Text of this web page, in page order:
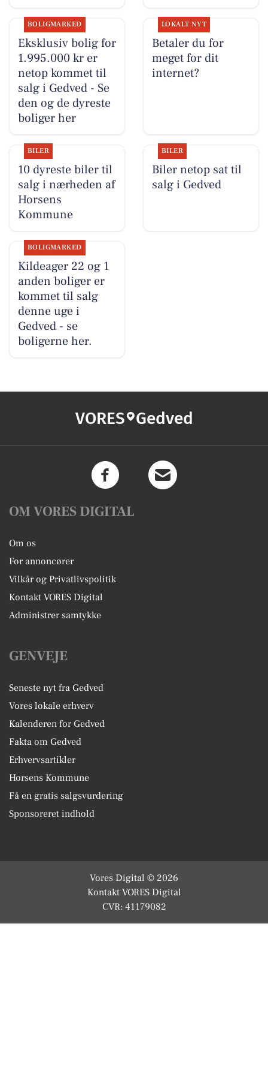
BOLIGMARKED
Eksklusiv bolig for
1.995.000 kr er
netop kommet til
salg i Gedved - Se
den og de dyreste
boliger her
LOKALT NYT
Betaler du for
meget for dit
internet?
BILER
10 dyreste biler til
salg i nærheden af
Horsens
Kommune
BILER
Biler netop sat til
salg i Gedved
BOLIGMARKED
Kildeager 22 og 1
anden boliger er
kommet til salg
denne uge i
Gedved - se
boligerne her.
VORES Gedved
OM VORES DIGITAL
Om os
For annoncører
Vilkår og Privatlivspolitik
Kontakt VORES Digital
Administrer samtykke
GENVEJE
Seneste nyt fra Gedved
Vores lokale erhverv
Kalenderen for Gedved
Fakta om Gedved
Erhvervsartikler
Horsens Kommune
Få en gratis salgsvurdering
Sponsoreret indhold
Vores Digital © 2026
Kontakt VORES Digital
CVR: 41179082